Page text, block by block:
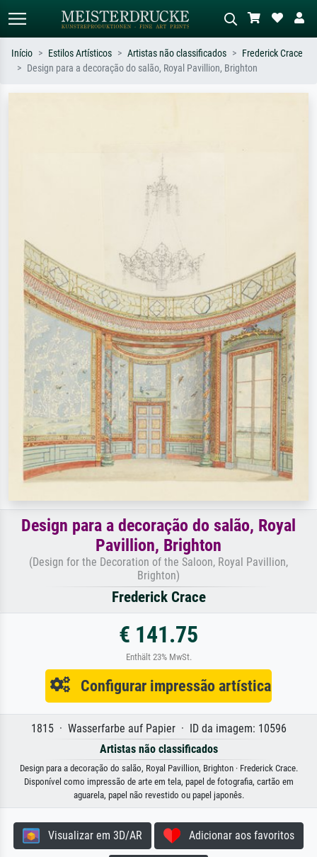
Início Estilos Artísticos Artistas não classificados
Frederick Crace
Design para a decoração do salão, Royal Pavillion, Brighton
Design para a decoração do salão, Royal
Pavillion, Brighton
(Design for the Decoration of the Saloon, Royal Pavillion,
Brighton)
Frederick Crace
€ 141.75
Enthält 23% MwSt.
Configurar impressão artística
1815 · Wasserfarbe auf Papier · ID da imagem: 10596
Artistas não classificados
Design para a decoração do salão, Royal Pavillion, Brighton · Frederick Crace.
Disponível como impressão de arte em tela, papel de fotografia, cartão em
aguarela, papel não revestido ou papel japonês.
Visualizar em 3D/AR Adicionar aos favoritos